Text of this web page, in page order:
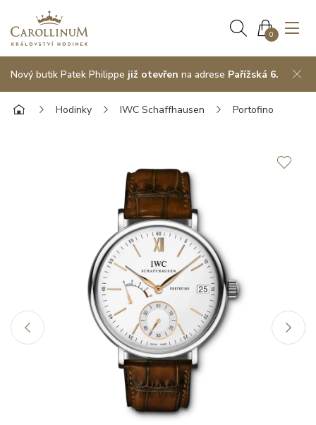
0
Nový butik Patek Philippe již otevřen na adrese Pařížská 6.
Hodinky IWC Schaffhausen Portofino